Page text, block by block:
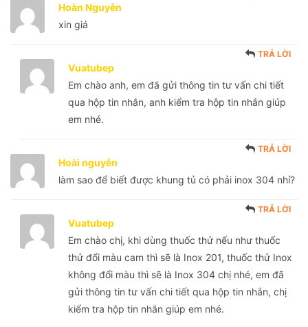
Hoàn Nguyễn
xin giá
Vuatubep
TRẢ LỜI
Em chào anh, em đã gửi thông tin tư vấn chi tiết
qua hộp tin nhắn, anh kiểm tra hộp tin nhắn giúp
em nhé.
Hoài nguyễn
TRẢ LỜI
làm sao để biết được khung tủ có phải inox 304 nhỉ?
Vuatubep
TRẢ LỜI
Em chào chị, khi dùng thuốc thử nếu như thuốc
thử đổi màu cam thì sẽ là Inox 201, thuốc thử Inox
không đổi màu thì sẽ là Inox 304 chị nhé, em đã
gửi thông tin tư vấn chi tiết qua hộp tin nhắn, chị
kiểm tra hộp tin nhắn giúp em nhé.